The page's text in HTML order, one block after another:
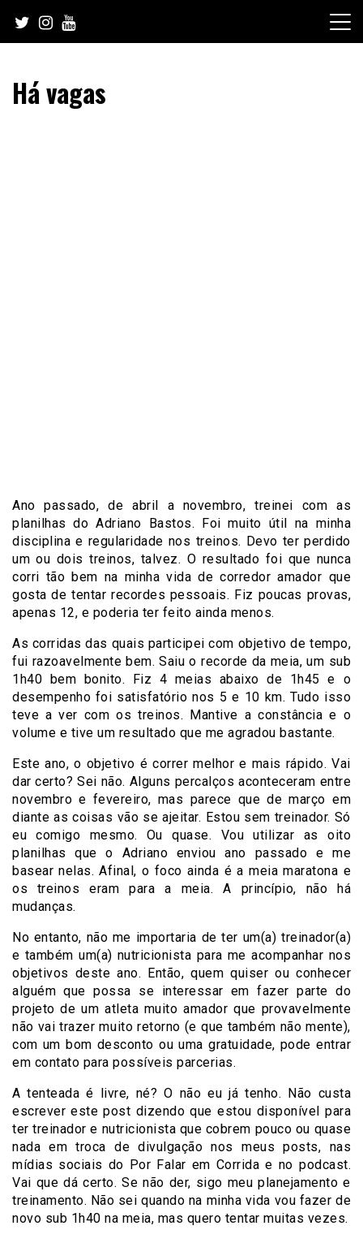
content
Há vagas
Ano passado, de abril a novembro, treinei com as
planilhas do Adriano Bastos. Foi muito útil na minha
disciplina e regularidade nos treinos. Devo ter perdido
um ou dois treinos, talvez. O resultado foi que nunca
corri tão bem na minha vida de corredor amador que
gosta de tentar recordes pessoais. Fiz poucas provas,
apenas 12, e poderia ter feito ainda menos.
As corridas das quais participei com objetivo de tempo,
fui razoavelmente bem. Saiu o recorde da meia, um sub
1h40 bem bonito. Fiz 4 meias abaixo de 1h45 e o
desempenho foi satisfatório nos 5 e 10 km. Tudo isso
teve a ver com os treinos. Mantive a constância e o
volume e tive um resultado que me agradou bastante.
Este ano, o objetivo é correr melhor e mais rápido. Vai
dar certo? Sei não. Alguns percalços aconteceram entre
novembro e fevereiro, mas parece que de março em
diante as coisas vão se ajeitar. Estou sem treinador. Só
eu comigo mesmo. Ou quase. Vou utilizar as oito
planilhas que o Adriano enviou ano passado e me
basear nelas. Afinal, o foco ainda é a meia maratona e
os treinos eram para a meia. A princípio, não há
mudanças.
No entanto, não me importaria de ter um(a) treinador(a)
e também um(a) nutricionista para me acompanhar nos
objetivos deste ano. Então, quem quiser ou conhecer
alguém que possa se interessar em fazer parte do
projeto de um atleta muito amador que provavelmente
não vai trazer muito retorno (e que também não mente),
com um bom desconto ou uma gratuidade, pode entrar
em contato para possíveis parcerias.
A tenteada é livre, né? O não eu já tenho. Não custa
escrever este post dizendo que estou disponível para
ter treinador e nutricionista que cobrem pouco ou quase
nada em troca de divulgação nos meus posts, nas
mídias sociais do Por Falar em Corrida e no podcast.
Vai que dá certo. Se não der, sigo meu planejamento e
treinamento. Não sei quando na minha vida vou fazer de
novo sub 1h40 na meia, mas quero tentar muitas vezes.